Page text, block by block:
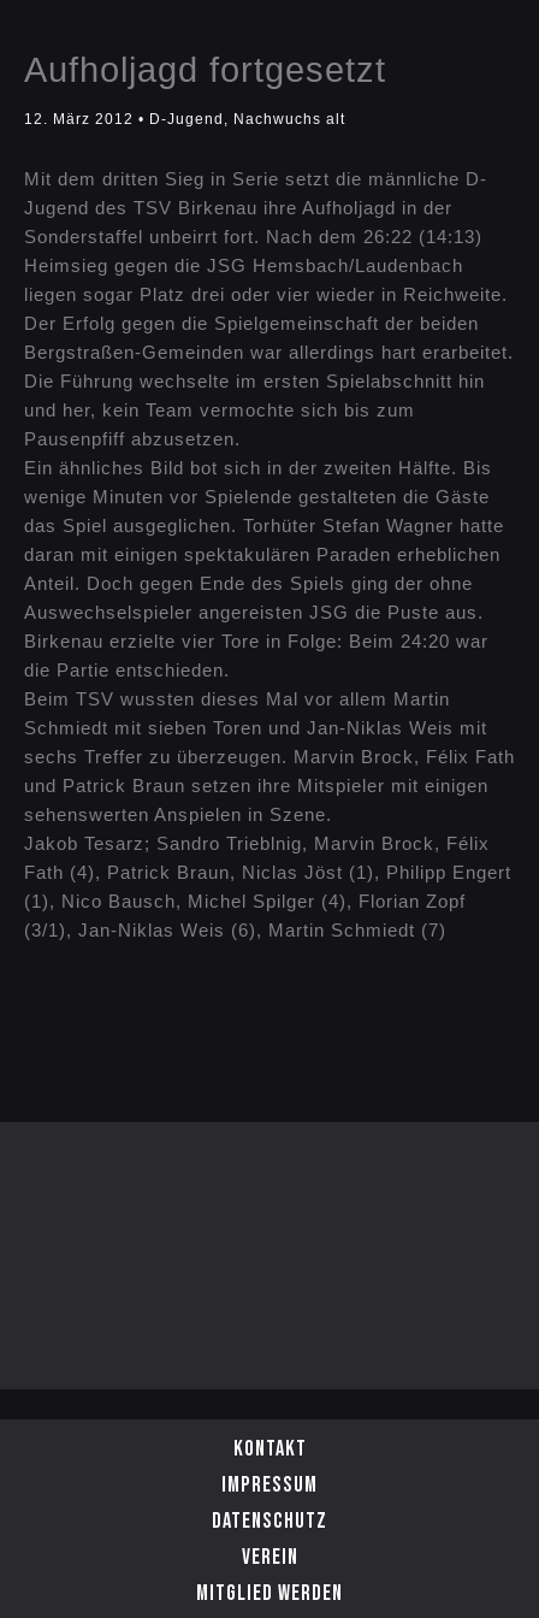
Aufholjagd fortgesetzt
12. März 2012 • D-Jugend , Nachwuchs alt
Mit dem dritten Sieg in Serie setzt die männliche D-
Jugend des TSV Birkenau ihre Aufholjagd in der
Sonderstaffel unbeirrt fort. Nach dem 26:22 (14:13)
Heimsieg gegen die JSG Hemsbach/Laudenbach
liegen sogar Platz drei oder vier wieder in Reichweite.
Der Erfolg gegen die Spielgemeinschaft der beiden
Bergstraßen-Gemeinden war allerdings hart erarbeitet.
Die Führung wechselte im ersten Spielabschnitt hin
und her, kein Team vermochte sich bis zum
Pausenpfiff abzusetzen.
Ein ähnliches Bild bot sich in der zweiten Hälfte. Bis
wenige Minuten vor Spielende gestalteten die Gäste
das Spiel ausgeglichen. Torhüter Stefan Wagner hatte
daran mit einigen spektakulären Paraden erheblichen
Anteil. Doch gegen Ende des Spiels ging der ohne
Auswechselspieler angereisten JSG die Puste aus.
Birkenau erzielte vier Tore in Folge: Beim 24:20 war
die Partie entschieden.
Beim TSV wussten dieses Mal vor allem Martin
Schmiedt mit sieben Toren und Jan-Niklas Weis mit
sechs Treffer zu überzeugen. Marvin Brock, Félix Fath
und Patrick Braun setzen ihre Mitspieler mit einigen
sehenswerten Anspielen in Szene.
Jakob Tesarz; Sandro Trieblnig, Marvin Brock, Félix
Fath (4), Patrick Braun, Niclas Jöst (1), Philipp Engert
(1), Nico Bausch, Michel Spilger (4), Florian Zopf
(3/1), Jan-Niklas Weis (6), Martin Schmiedt (7)
Kontakt
Impressum
Datenschutz
Verein
Mitglied werden